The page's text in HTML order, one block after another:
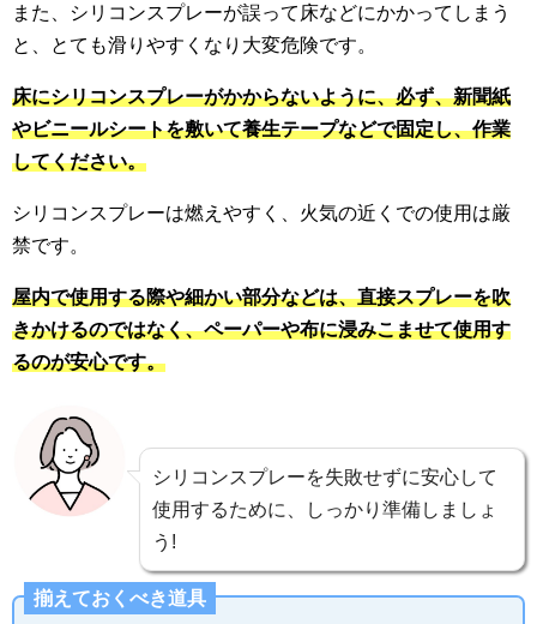
また、シリコンスプレーが誤って床などにかかってしまう
と、とても滑りやすくなり大変危険です。
床にシリコンスプレーがかからないように、必ず、新聞紙
やビニールシートを敷いて養生テープなどで固定し、作業
してください。
シリコンスプレーは燃えやすく、火気の近くでの使用は厳
禁です。
屋内で使用する際や細かい部分などは、直接スプレーを吹
きかけるのではなく、ペーパーや布に浸みこませて使用す
るのが安心です。
シリコンスプレーを失敗せずに安心して
使用するために、しっかり準備しましょ
う!
揃えておくべき道具